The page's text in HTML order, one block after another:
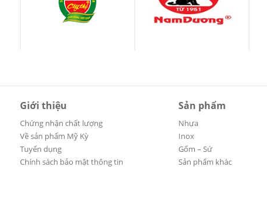
Giới thiệu
Chứng nhận chất lượng
Về sản phẩm Mỹ Kỳ
Tuyển dụng
Chính sách bảo mật thông tin
Sản phẩm
Nhựa
Inox
Gốm – Sứ
Sản phẩm khác